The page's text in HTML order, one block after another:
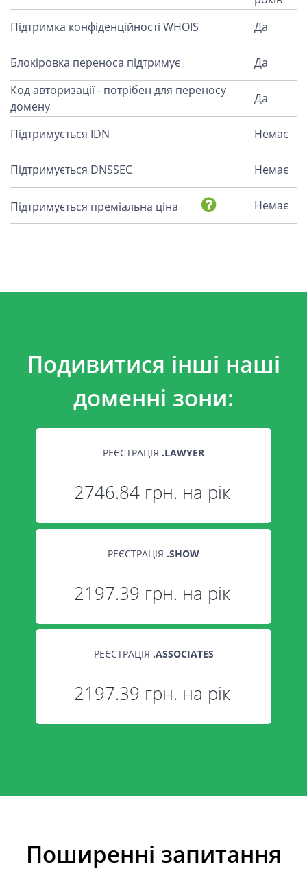
Підтримка конфіденційності WHOIS
Да
Блокіровка переноса підтримує
Да
Код авторизації - потрібен для переносу
домену
Да
Підтримується IDN Немає
Підтримується DNSSEC Немає
Підтримується преміальна ціна Немає
Подивитися інші наші
доменні зони:
РЕЄСТРАЦІЯ .LAWYER
2746.84 грн. на рік
РЕЄСТРАЦІЯ .SHOW
2197.39 грн. на рік
РЕЄСТРАЦІЯ .ASSOCIATES
2197.39 грн. на рік
Поширенні запитання